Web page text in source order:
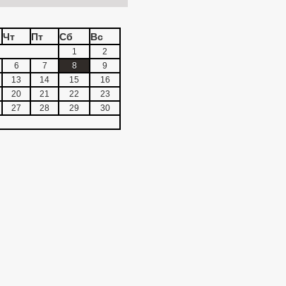
Чт Пт Сб Вс
1
2
6 7 8
9
13 14 15
16
20 21 22
23
27 28 29
30